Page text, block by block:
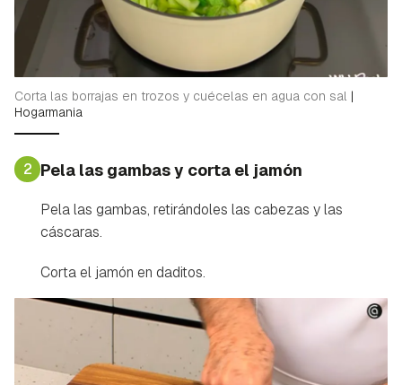
Corta las borrajas en trozos y cuécelas en agua con sal |
Hogarmania
2 Pela las gambas y corta el jamón
Pela las gambas, retirándoles las cabezas y las
cáscaras.
Corta el jamón en daditos.